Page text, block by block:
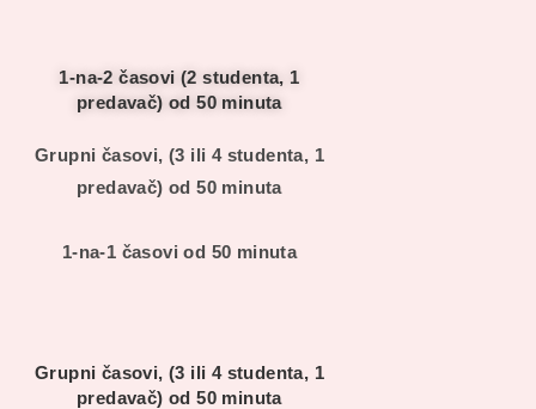
1-na-2 časovi (2 studenta, 1
predavač) od 50 minuta
Grupni časovi, (3 ili 4 studenta, 1
predavač) od 50 minuta
1-na-1 časovi od 50 minuta
Grupni časovi, (3 ili 4 studenta, 1
predavač) od 50 minuta